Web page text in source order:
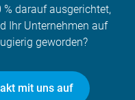
darauf ausgerichtet,
Ihr Unternehmen auf
geworden?
mit uns auf